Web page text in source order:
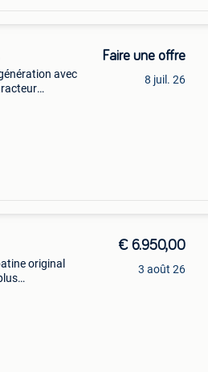
avec
Faire une offre
8 juil. 26
original
€ 6.950,00
3 août 26